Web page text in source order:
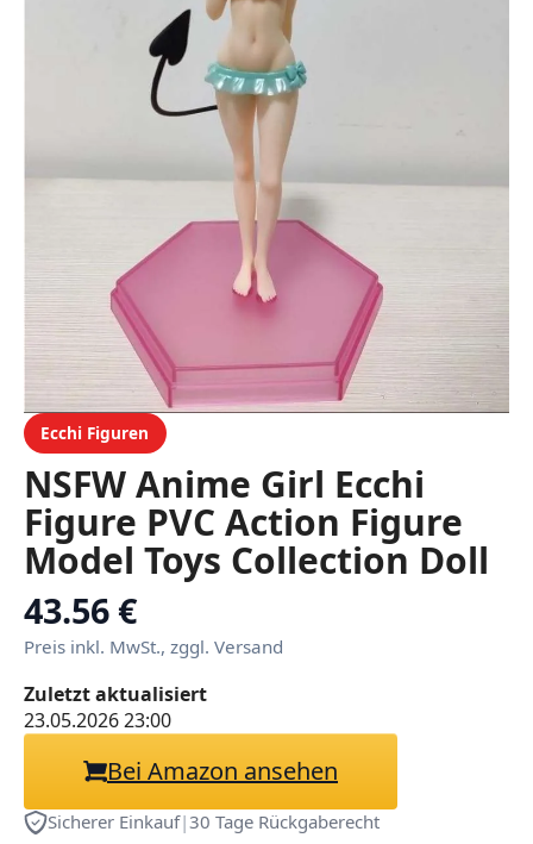
Ecchi Figuren
NSFW Anime Girl Ecchi
Figure PVC Action Figure
Model Toys Collection Doll
Adult Statue Ornament
18cm/7.1in
43.56 €
Preis inkl. MwSt., zggl. Versand
Zuletzt aktualisiert
23.05.2026 23:00
Bei Amazon ansehen
Sicherer Einkauf|30 Tage Rückgaberecht